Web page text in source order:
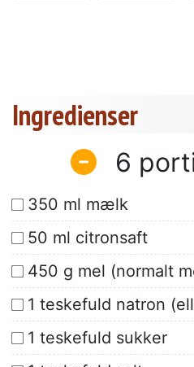
Ingredienser
6
350 ml mælk
50 ml citronsaft
450 g mel (normalt
1 teskefuld natron
1 teskefuld sukker